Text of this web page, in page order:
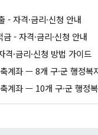
- 자격·금리·신청 안내
- 자격·금리·신청 안내
격·금리·신청 방법 가이드